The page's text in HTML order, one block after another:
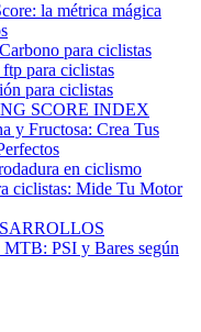
la métrica mágica
para ciclistas
para ciclistas
para ciclistas
SCORE INDEX
y Fructosa: Crea Tus
en ciclismo
ciclistas: Mide Tu Motor
MTB: PSI y Bares según